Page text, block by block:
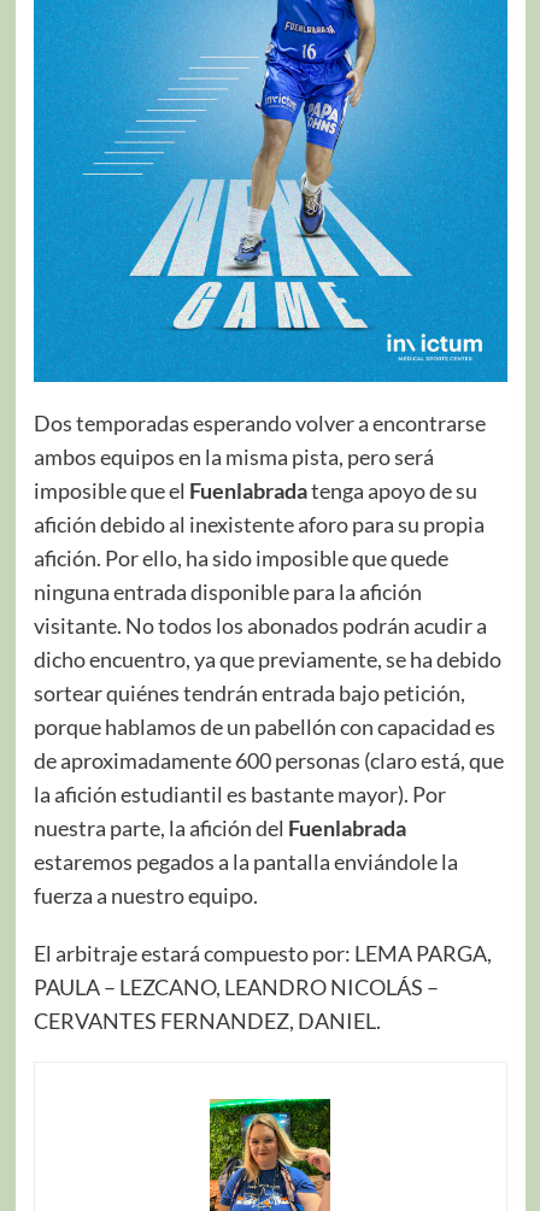
Dos temporadas esperando volver a encontrarse
ambos equipos en la misma pista, pero será
imposible que el Fuenlabradatenga apoyo de su
afición debido al inexistente aforo para su propia
afición. Por ello, ha sido imposible que quede
ninguna entrada disponible para la afición
visitante. No todos los abonados podrán acudir a
dicho encuentro, ya que previamente, se ha debido
sortear quiénes tendrán entrada bajo petición,
porque hablamos de un pabellón con capacidad es
de aproximadamente 600 personas (claro está, que
la afición estudiantil es bastante mayor). Por
nuestra parte, la afición del Fuenlabrada
estaremos pegados a la pantalla enviándole la
fuerza a nuestro equipo.
El arbitraje estará compuesto por: LEMA PARGA,
PAULA – LEZCANO, LEANDRO NICOLÁS –
CERVANTES FERNANDEZ, DANIEL.